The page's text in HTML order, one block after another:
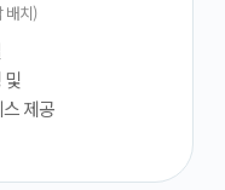
배치)
및
제공